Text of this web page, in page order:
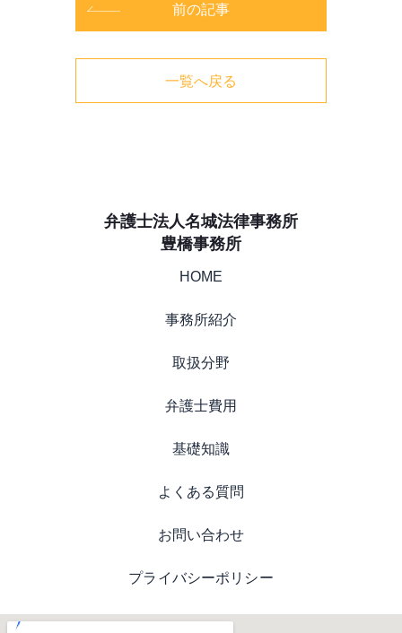
前の記事
一覧へ戻る
弁護士法人名城法律事務所
豊橋事務所
HOME
事務所紹介
取扱分野
弁護士費用
基礎知識
よくある質問
お問い合わせ
プライバシーポリシー